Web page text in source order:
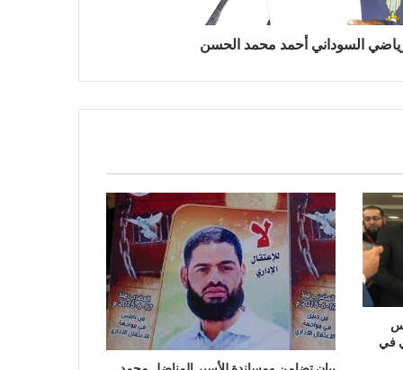
الفوري عن الزميل الصحفي اسحق
احمد فضل الله
وحقوق الشعب الفلسطيني
فى مجالات الصحافة والإذاعة
والتليفزيون والإنتاج الدرامى والإعلام
الرقمي
معرض القاهرة الدولي للكتاب..
ملتقى القراء والمثقفين العرب
السوداني أحمد محمد الحسن
في